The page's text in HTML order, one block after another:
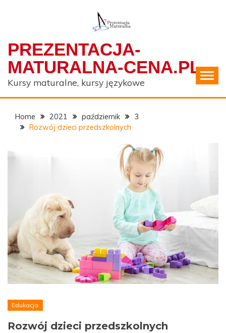
PREZENTACJA-
MATURALNA-CENA.PL
Kursy maturalne, kursy językowe
Home 2021 październik
3
Rozwój dzieci przedszkolnych
Edukacja
Rozwój dzieci przedszkolnych